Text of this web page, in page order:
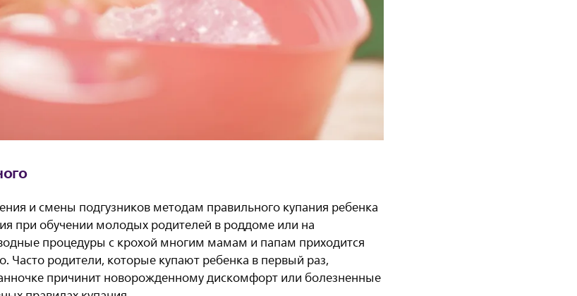
и смены подгузников методам правильного купания ребенка
при обучении молодых родителей в роддоме или на
процедуры с крохой многим мамам и папам приходится
Часто родители, которые купают ребенка в первый раз,
причинит новорожденному дискомфорт или болезненные